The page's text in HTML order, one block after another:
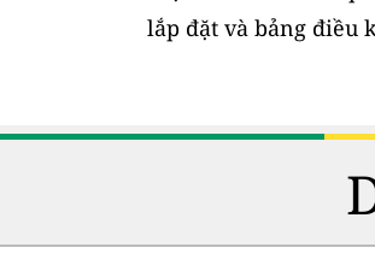
lắp đặt và bảng điều